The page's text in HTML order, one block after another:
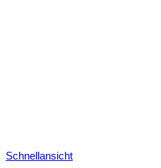
Schnellansicht